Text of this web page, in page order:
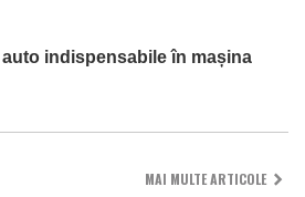
indispensabile în mașina
MAI MULTE ARTICOLE